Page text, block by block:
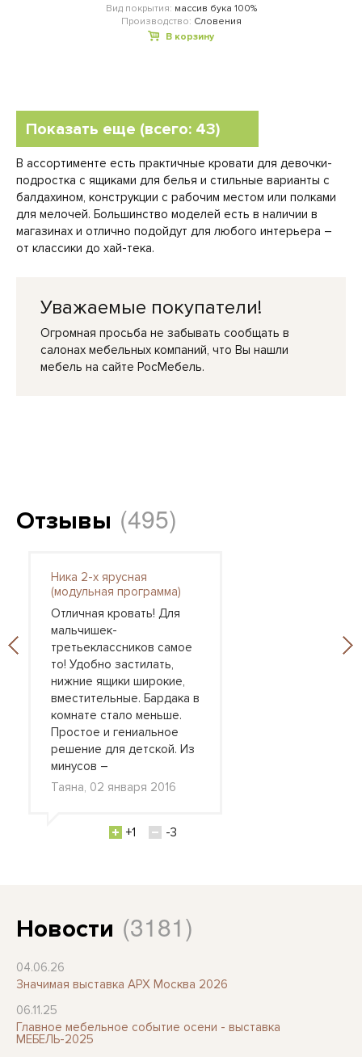
Вид покрытия: массив бука 100%
Производство: Словения
В корзину
Показать еще (всего: 43)
В ассортименте есть практичные кровати для девочки-
подростка с ящиками для белья и стильные варианты с
балдахином, конструкции с рабочим местом или полками
для мелочей. Большинство моделей есть в наличии в
магазинах и отлично подойдут для любого интерьера –
от классики до хай-тека.
Уважаемые покупатели!
Огромная просьба не забывать сообщать в
салонах мебельных компаний, что Вы нашли
мебель на сайте РосМебель.
Отзывы (495)
Ника 2-х ярусная
(модульная программа)
Отличная кровать! Для
мальчишек-
третьеклассников самое
то! Удобно застилать,
нижние ящики широкие,
вместительные. Бардака в
комнате стало меньше.
Простое и гениальное
решение для детской. Из
минусов –
Таяна, 02 января 2016
+1 -3
Новости (3181)
04.06.26
Значимая выставка АРХ Москва 2026
06.11.25
Главное мебельное событие осени - выставка
МЕБЕЛЬ-2025